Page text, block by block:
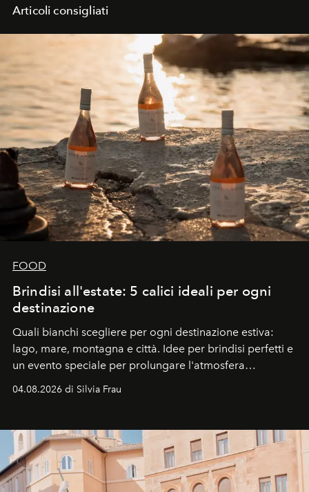
Articoli consigliati
FOOD
Brindisi all'estate: 5 calici ideali per ogni
destinazione
Quali bianchi scegliere per ogni destinazione estiva:
lago, mare, montagna e città. Idee per brindisi perfetti e
un evento speciale per prolungare l'atmosfera
04.08.2026 di Silvia Frau